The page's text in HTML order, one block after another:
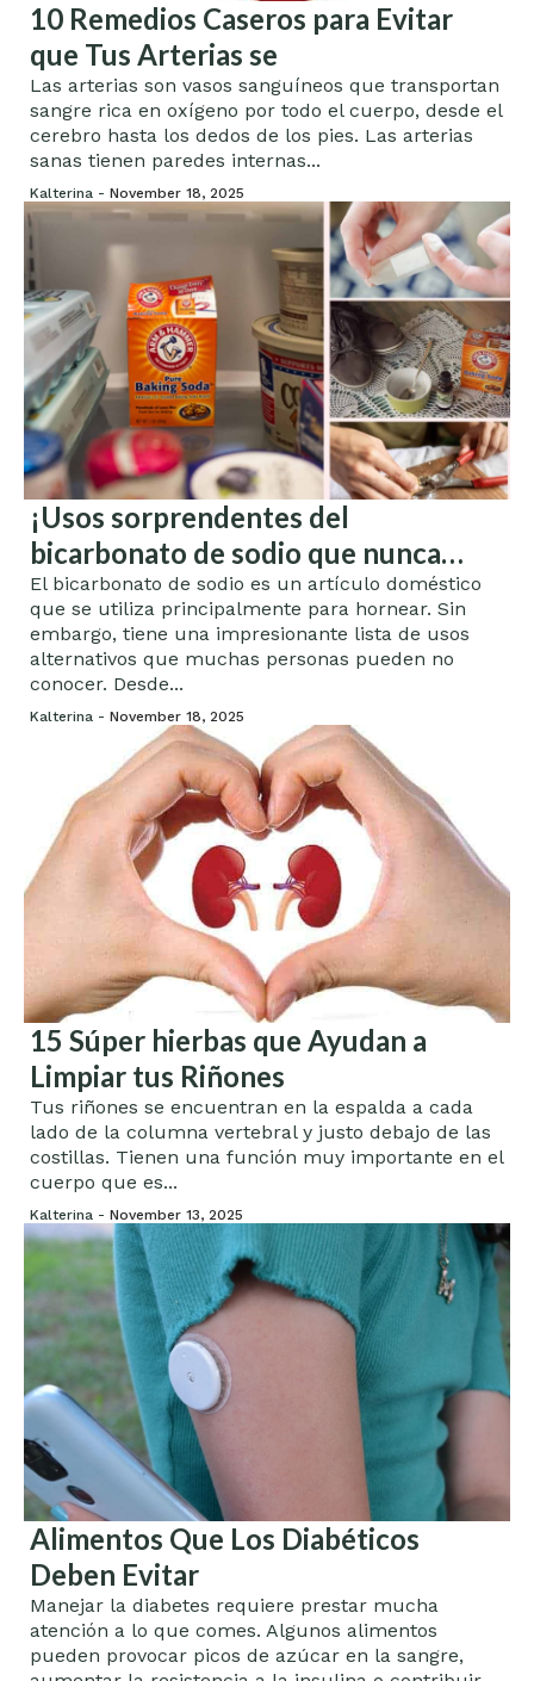
10 Remedios Caseros para Evitar
que Tus Arterias se
Las arterias son vasos sanguíneos que transportan
sangre rica en oxígeno por todo el cuerpo, desde el
cerebro hasta los dedos de los pies. Las arterias
sanas tienen paredes internas...
Kalterina - November 18, 2025
¡Usos sorprendentes del
bicarbonato de sodio que nunca
supiste que existían!
El bicarbonato de sodio es un artículo doméstico
que se utiliza principalmente para hornear. Sin
embargo, tiene una impresionante lista de usos
alternativos que muchas personas pueden no
conocer. Desde...
Kalterina - November 18, 2025
15 Súper hierbas que Ayudan a
Limpiar tus Riñones
Tus riñones se encuentran en la espalda a cada
lado de la columna vertebral y justo debajo de las
costillas. Tienen una función muy importante en el
cuerpo que es...
Kalterina - November 13, 2025
Alimentos Que Los Diabéticos
Deben Evitar
Manejar la diabetes requiere prestar mucha
atención a lo que comes. Algunos alimentos
pueden provocar picos de azúcar en la sangre,